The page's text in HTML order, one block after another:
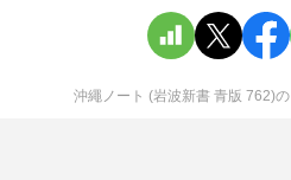
沖繩ノート (岩波新書 青版 762)の